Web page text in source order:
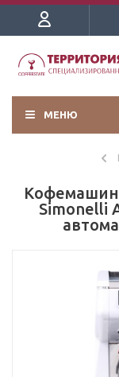
МЕНЮ
Simonelli